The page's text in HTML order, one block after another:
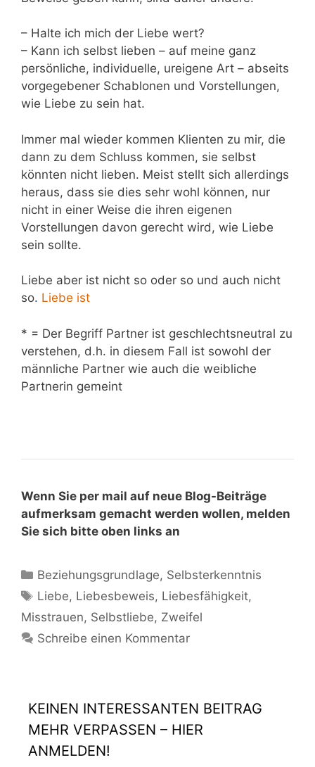
– Halte ich mich der Liebe wert?
– Kann ich selbst lieben – auf meine ganz
persönliche, individuelle, ureigene Art – abseits
vorgegebener Schablonen und Vorstellungen,
wie Liebe zu sein hat.
Immer mal wieder kommen Klienten zu mir, die
dann zu dem Schluss kommen, sie selbst
könnten nicht lieben. Meist stellt sich allerdings
heraus, dass sie dies sehr wohl können, nur
nicht in einer Weise die ihren eigenen
Vorstellungen davon gerecht wird, wie Liebe
sein sollte.
Liebe aber ist nicht so oder so und auch nicht
so. Liebe ist
* = Der Begriff Partner ist geschlechtsneutral zu
verstehen, d.h. in diesem Fall ist sowohl der
männliche Partner wie auch die weibliche
Partnerin gemeint
Wenn Sie per mail auf neue Blog-Beiträge
aufmerksam gemacht werden wollen, melden
Sie sich bitte oben links an
Beziehungsgrundlage, Selbsterkenntnis
Liebe, Liebesbeweis, Liebesfähigkeit,
Misstrauen, Selbstliebe, Zweifel
Schreibe einen Kommentar
KEINEN INTERESSANTEN BEITRAG
MEHR VERPASSEN – HIER
ANMELDEN!